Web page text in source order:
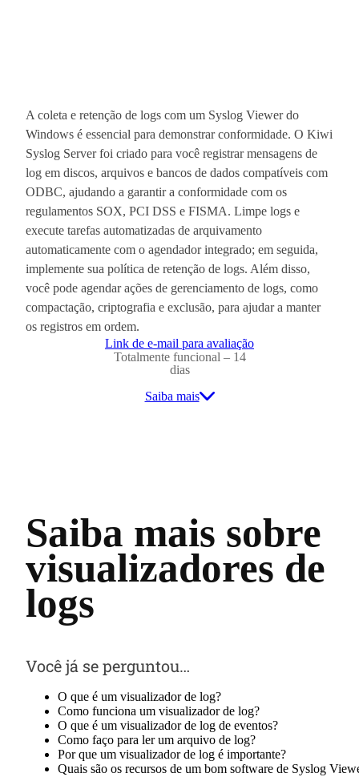
A coleta e retenção de logs com um Syslog Viewer do
Windows é essencial para demonstrar conformidade. O Kiwi
Syslog Server foi criado para você registrar mensagens de
log em discos, arquivos e bancos de dados compatíveis com
ODBC, ajudando a garantir a conformidade com os
regulamentos SOX, PCI DSS e FISMA. Limpe logs e
execute tarefas automatizadas de arquivamento
automaticamente com o agendador integrado; em seguida,
implemente sua política de retenção de logs. Além disso,
você pode agendar ações de gerenciamento de logs, como
compactação, criptografia e exclusão, para ajudar a manter
os registros em ordem.
Link de e-mail para avaliação
Totalmente funcional – 14
dias
Saiba mais
Saiba mais sobre
visualizadores de
logs
Você já se perguntou…
O que é um visualizador de log?
Como funciona um visualizador de log?
O que é um visualizador de log de eventos?
Como faço para ler um arquivo de log?
Por que um visualizador de log é importante?
Quais são os recursos de um bom software de Syslog